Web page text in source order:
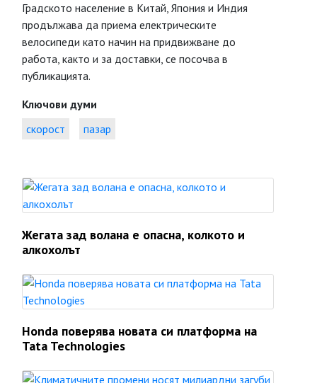
Градското население в Китай, Япония и Индия
продължава да приема електрическите
велосипеди като начин на придвижване до
работа, както и за доставки, се посочва в
публикацията.
Ключови думи
скорост
пазар
Жегата зад волана е опасна, колкото и
алкохолът
Honda поверява новата си платформа на
Tata Technologies